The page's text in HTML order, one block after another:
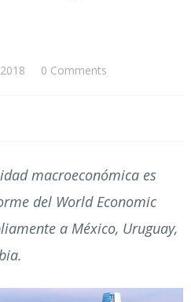
0 Comments
macroeconómica es
del World Economic
a México, Uruguay,